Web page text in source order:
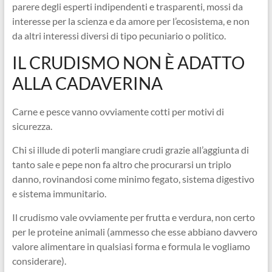
parere degli esperti indipendenti e trasparenti, mossi da
interesse per la scienza e da amore per l’ecosistema, e non
da altri interessi diversi di tipo pecuniario o politico.
IL CRUDISMO NON È ADATTO
ALLA CADAVERINA
Carne e pesce vanno ovviamente cotti per motivi di
sicurezza.
Chi si illude di poterli mangiare crudi grazie all’aggiunta di
tanto sale e pepe non fa altro che procurarsi un triplo
danno, rovinandosi come minimo fegato, sistema digestivo
e sistema immunitario.
Il crudismo vale ovviamente per frutta e verdura, non certo
per le proteine animali (ammesso che esse abbiano davvero
valore alimentare in qualsiasi forma e formula le vogliamo
considerare).